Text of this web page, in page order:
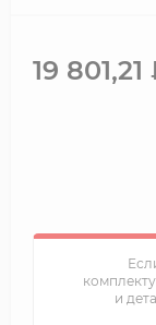
19 801,21
и